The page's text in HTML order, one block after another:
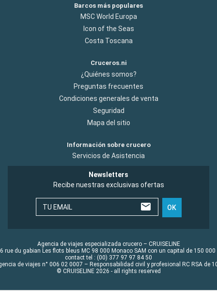
Barcos más populares
MSC World Europa
Icon of the Seas
Costa Toscana
Cruceros.ni
¿Quiénes somos?
Preguntas frecuentes
Condiciones generales de venta
Seguridad
Mapa del sitio
Información sobre crucero
Servicios de Asistencia
Newsletters
Recibe nuestras exclusivas ofertas
TU EMAIL OK
Agencia de viajes especializada crucero – CRUISELINE
rue du gabian Les flots bleus MC 98 000 Monaco SAM con un capital de 150 000
contact tel : (00) 377 97 97 84 50
de viajes n° 006 02 0007 – Responsabilidad civil y profesional RC RSA de
© CRUISELINE 2026 - all rights reserved